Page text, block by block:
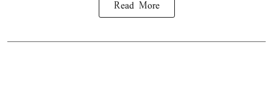
Read More